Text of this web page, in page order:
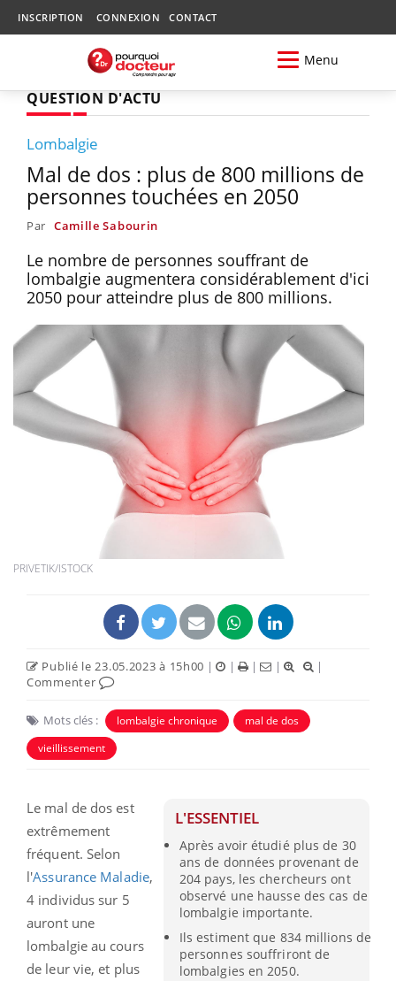
INSCRIPTION CONNEXION CONTACT
Menu
QUESTION D'ACTU
Lombalgie
Mal de dos : plus de 800 millions de
personnes touchées en 2050
Par Camille Sabourin
Le nombre de personnes souffrant de
lombalgie augmentera considérablement d'ici
2050 pour atteindre plus de 800 millions.
PRIVETIK/ISTOCK
Publié le 23.05.2023 à 15h00 | | | |
|
Commenter
Mots clés : lombalgie chronique
mal de dos
vieillissement
L'ESSENTIEL
Après avoir étudié plus de 30
ans de données provenant de
204 pays, les chercheurs ont
observé une hausse des cas de
lombalgie importante.
Ils estiment que 834 millions de
personnes souffriront de
lombalgies en 2050.
Le mal de dos est
extrêmement
fréquent. Selon
l'Assurance Maladie,
4 individus sur 5
auront une
lombalgie au cours
de leur vie, et plus